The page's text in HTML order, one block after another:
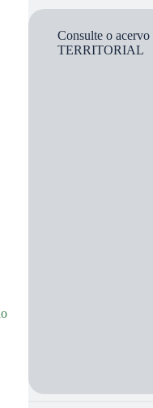
Consulte o
TERRITORIAL